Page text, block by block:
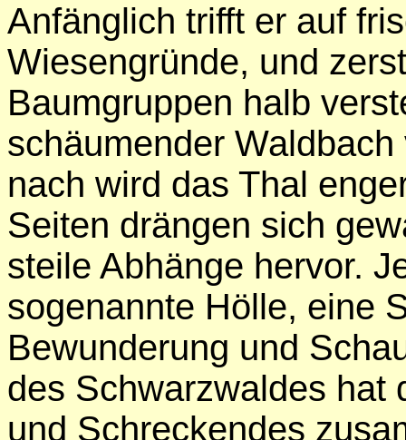
Anfänglich trifft er auf
Wiesengründe, und
Baumgruppen halb
schäumender
nach wird das Thal
Seiten drängen sich
steile Abhänge hervor.
sogenannte Hölle, eine
Bewunderung und
des Schwarzwaldes hat
und Schreckendes